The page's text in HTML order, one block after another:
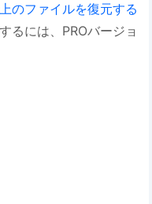
のファイルを復元する
るには、PROバージョ